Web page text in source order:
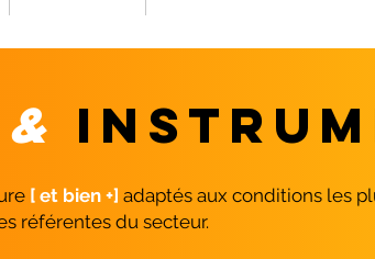
&
[ et bien +] adaptés aux conditions les
référentes du secteur.